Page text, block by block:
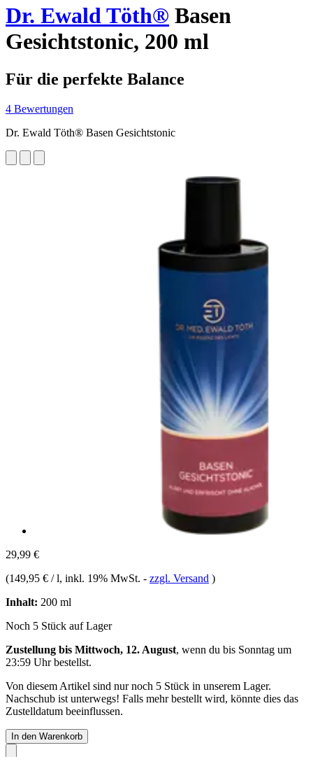
Dr. Ewald Töth® Basen
Gesichtstonic, 200 ml
Für die perfekte Balance
4 Bewertungen
Dr. Ewald Töth® Basen Gesichtstonic
29,99 €
(149,95 € / l, inkl. 19% MwSt. - zzgl. Versand )
Inhalt: 200 ml
Noch 5 Stück auf Lager
Zustellung bis Mittwoch, 12. August, wenn du bis Sonntag um
23:59 Uhrbestellst.
Von diesem Artikel sind nur noch 5 Stück in unserem Lager.
Nachschub ist unterwegs! Falls mehr bestellt wird, könnte dies das
Zustelldatum beeinflussen.
In den Warenkorb